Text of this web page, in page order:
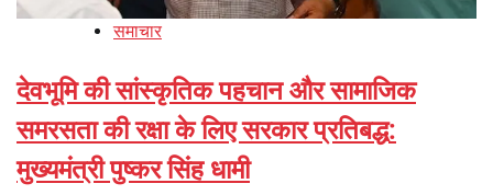
समाचार
देवभूमि की सांस्कृतिक पहचान और सामाजिक
समरसता की रक्षा के लिए सरकार प्रतिबद्ध:
मुख्यमंत्री पुष्कर सिंह धामी